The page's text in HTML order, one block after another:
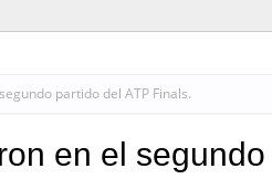
partido del ATP Finals.
en el